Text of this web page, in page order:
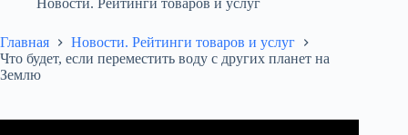
Новости. Рейтинги товаров и услуг
Главная
Новости. Рейтинги товаров и услуг
Что будет, если переместить воду с других планет на
Землю